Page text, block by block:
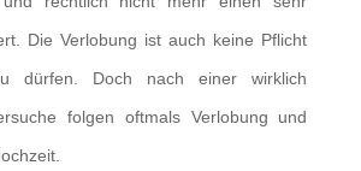
Die Verlobung ist auch keine Pflicht
dürfen. Doch nach einer wirklich
folgen oftmals Verlobung und